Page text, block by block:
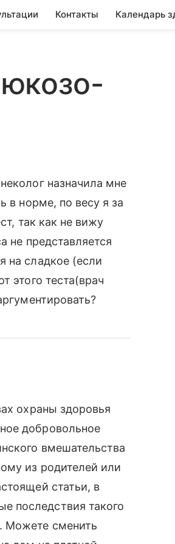
Контакты Календарь
назначила мне
в норме, по весу я за
так как не вижу
не представляется
на сладкое (если
этого теста(врач
охраны здоровья
добровольное
вмешательства
из родителей или
статьи, в
последствия такого
Можете сменить